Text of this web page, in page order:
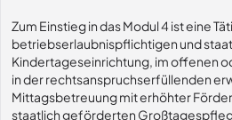
Zum Einstieg in das Modul 4 ist eine
betriebserlaubnispflichtigen und
Kindertageseinrichtung, im offenen
in der rechtsanspruchserfüllenden
Mittagsbetreuung mit erhöhter
staatlich geförderten